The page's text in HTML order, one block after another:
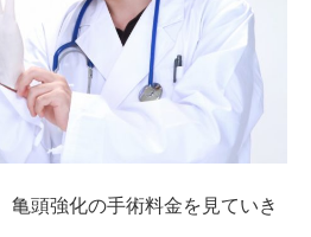
亀頭強化の手術料金を見ていき